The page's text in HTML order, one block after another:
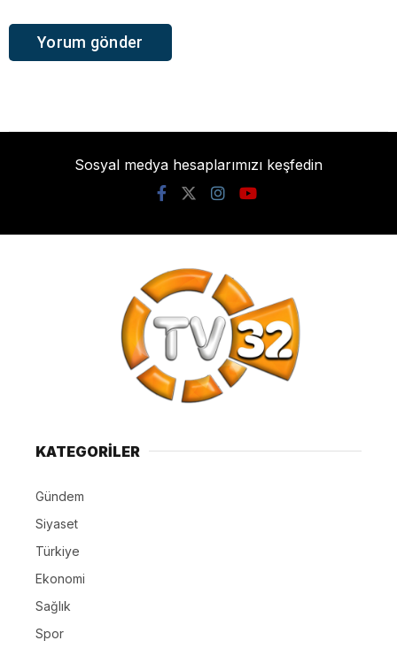
Sosyal medya hesaplarımızı keşfedin
KATEGORİLER
Gündem
Siyaset
Türkiye
Ekonomi
Sağlık
Spor